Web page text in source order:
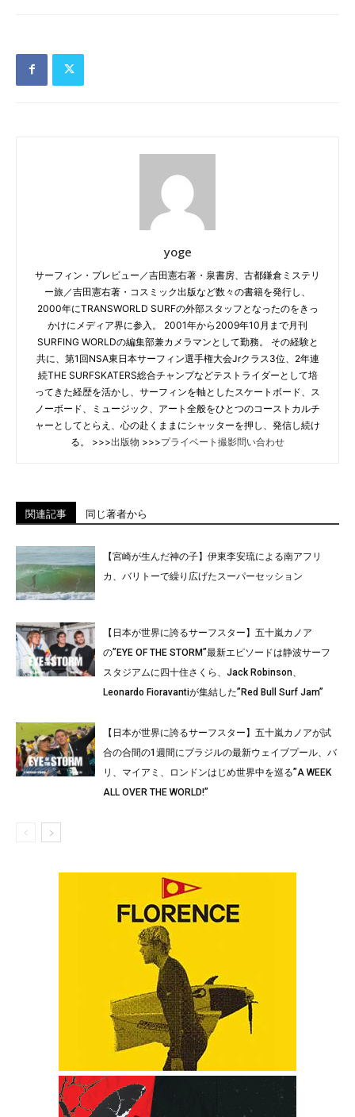
yoge
サーフィン・プレビュー／吉田憲右著・泉書房、古都鎌倉ミステリ
ー旅／吉田憲右著・コスミック出版など数々の書籍を発行し、
2000年にTRANSWORLD SURFの外部スタッフとなったのをきっ
かけにメディア界に参入。 2001年から2009年10月まで月刊
SURFING WORLDの編集部兼カメラマンとして勤務。 その経験と
共に、第1回NSA東日本サーフィン選手権大会Jrクラス3位、2年連
続THE SURFSKATERS総合チャンプなどテストライダーとして培
ってきた経歴を活かし、サーフィンを軸としたスケートボード、ス
ノーボード、ミュージック、アート全般をひとつのコーストカルチ
ャーとしてとらえ、心の赴くままにシャッターを押し、発信し続け
る。 >>>出版物 >>>プライベート撮影問い合わせ
関連記事 同じ著者から
【宮崎が生んだ神の子】伊東李安琉による南アフリ
カ、バリトーで繰り広げたスーパーセッション
【日本が世界に誇るサーフスター】五十嵐カノア
の”EYE OF THE STORM”最新エピソードは静波サーフ
スタジアムに四十住さくら、Jack Robinson、
Leonardo Fioravantiが集結した”Red Bull Surf Jam”
【日本が世界に誇るサーフスター】五十嵐カノアが試
合の合間の1週間にブラジルの最新ウェイブプール、バ
リ、マイアミ、ロンドンはじめ世界中を巡る”A WEEK
ALL OVER THE WORLD!”